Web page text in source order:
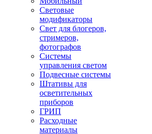
Световые
модификаторы
Свет для блогеров,
стримеров,
фотографов
Системы
управления светом
Подвесные системы
Штативы для
осветительных
приборов
ГРИП
Расходные
материалы